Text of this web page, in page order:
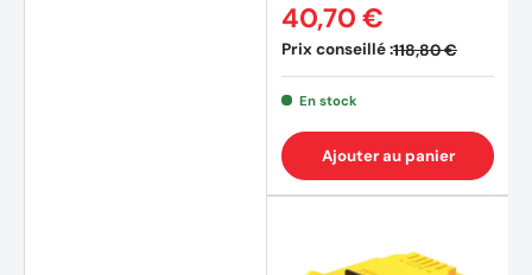
Prix conseillé :118,80 €
40,70 €
En stock
Ajouter au panier